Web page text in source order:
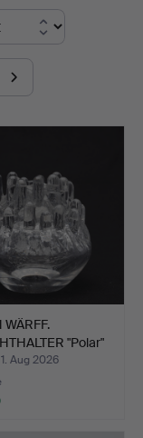
"Polar"
Aug 2026